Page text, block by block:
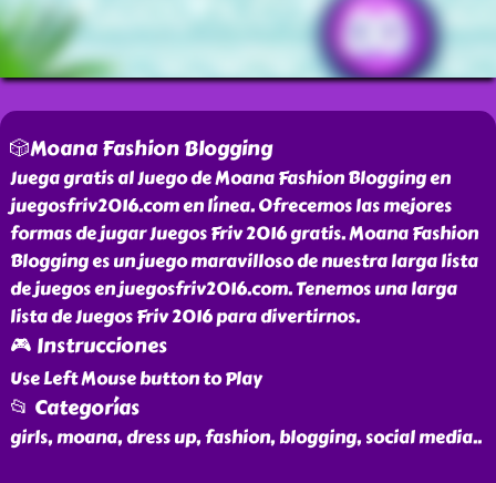
🎲Moana Fashion Blogging
Juega gratis al Juego de Moana Fashion Blogging en
juegosfriv2016.com en línea. Ofrecemos las mejores
formas de jugar Juegos Friv 2016 gratis. Moana Fashion
Blogging es un juego maravilloso de nuestra larga lista
de juegos en juegosfriv2016.com. Tenemos una larga
lista de Juegos Friv 2016 para divertirnos.
🎮 Instrucciones
Use Left Mouse button to Play
📂 Categorías
girls, moana, dress up, fashion, blogging, social media..